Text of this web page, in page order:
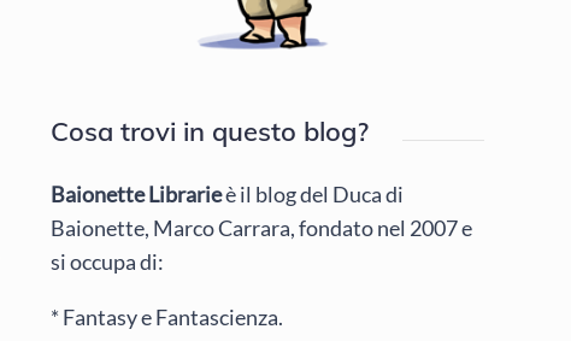
Cosa trovi in questo blog?
Baionette Librarieè il blog del Duca di
Baionette, Marco Carrara, fondato nel 2007 e
si occupa di:
* Fantasy e Fantascienza.